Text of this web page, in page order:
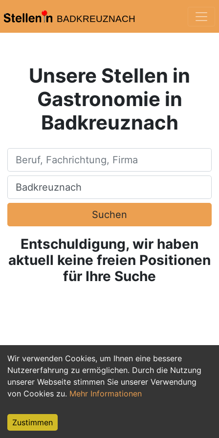
BADKREUZNACH
Wir verwenden Cookies, um Ihnen eine bessere
Nutzererfahrung zu ermöglichen. Durch die Nutzung
unserer Webseite stimmen Sie unserer Verwendung
von Cookies zu. Mehr Informationen
Zustimmen
Unsere Stellen in
Gastronomie in
Badkreuznach
Beruf, Fachrichtung, Firma
Ort, Stadt
Suchen
Entschuldigung, wir haben
aktuell keine freien Positionen
für Ihre Suche